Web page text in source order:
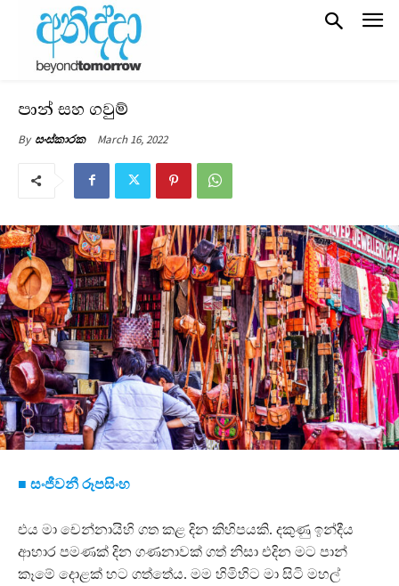
පාන් සහ ගවුම්
By සංස්කාරක March 16, 2022
■ සංජීවනී රූපසිංහ
එය මා චෙන්නායිහි ගත කළ දින කිහිපයකි. දකුණු ඉන්දීය
ආහාර පමණක් දින ගණනාවක් ගත් නිසා එදින මට පාන්
කෑමේ දොළක් හට ගත්තේය. මම හිමිහිට මා සිටි මහල්